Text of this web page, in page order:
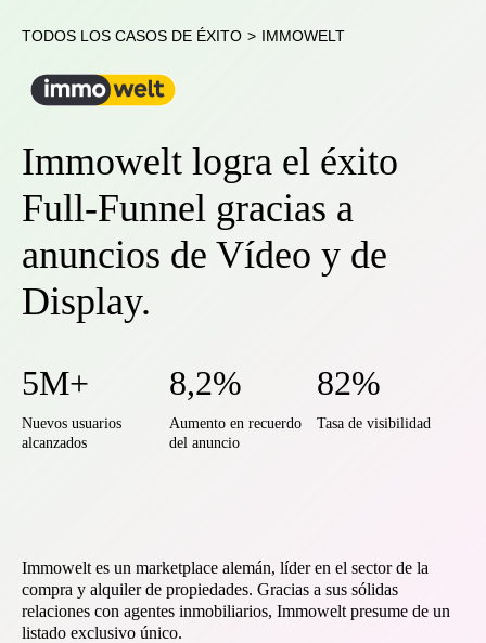
TODOS LOS CASOS DE ÉXITO > IMMOWELT
Immowelt logra el éxito
Full-Funnel gracias a
anuncios de Vídeo y de
Display.
5M+
Nuevos usuarios
alcanzados
8,2%
Aumento en recuerdo
del anuncio
82%
Tasa de visibilidad
Immowelt es un marketplace alemán, líder en el sector de la
compra y alquiler de propiedades. Gracias a sus sólidas
relaciones con agentes inmobiliarios, Immowelt presume de un
listado exclusivo único.